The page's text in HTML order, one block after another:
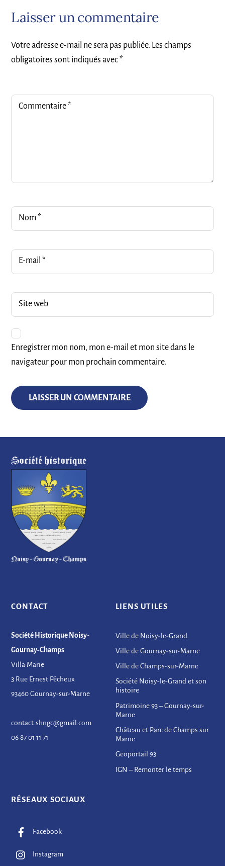
Laisser un commentaire
Votre adresse e-mail ne sera pas publiée. Les champs
obligatoires sont indiqués avec*
Commentaire*
Nom*
E-mail *
Site web
Enregistrer mon nom, mon e-mail et mon site dans le
navigateur pour mon prochain commentaire.
CONTACT
Société Historique Noisy-
Gournay-Champs
Villa Marie
3 Rue Ernest Pêcheux
93460 Gournay-sur-Marne
contact.shngc@gmail.com
06 87 01 11 71
LIENS UTILES
Ville de Noisy-le-Grand
Ville de Gournay-sur-Marne
Ville de Champs-sur-Marne
Société Noisy-le-Grand et son
histoire
Patrimoine 93 – Gournay-sur-
Marne
Château et Parc de Champs sur
Marne
Geoportail 93
IGN – Remonter le temps
RÉSEAUX SOCIAUX
Facebook
Instagram